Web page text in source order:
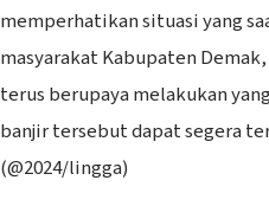
memperhatikan situasi yang
masyarakat Kabupaten
terus berupaya melakukan
banjir tersebut dapat segera
(@2024/lingga)